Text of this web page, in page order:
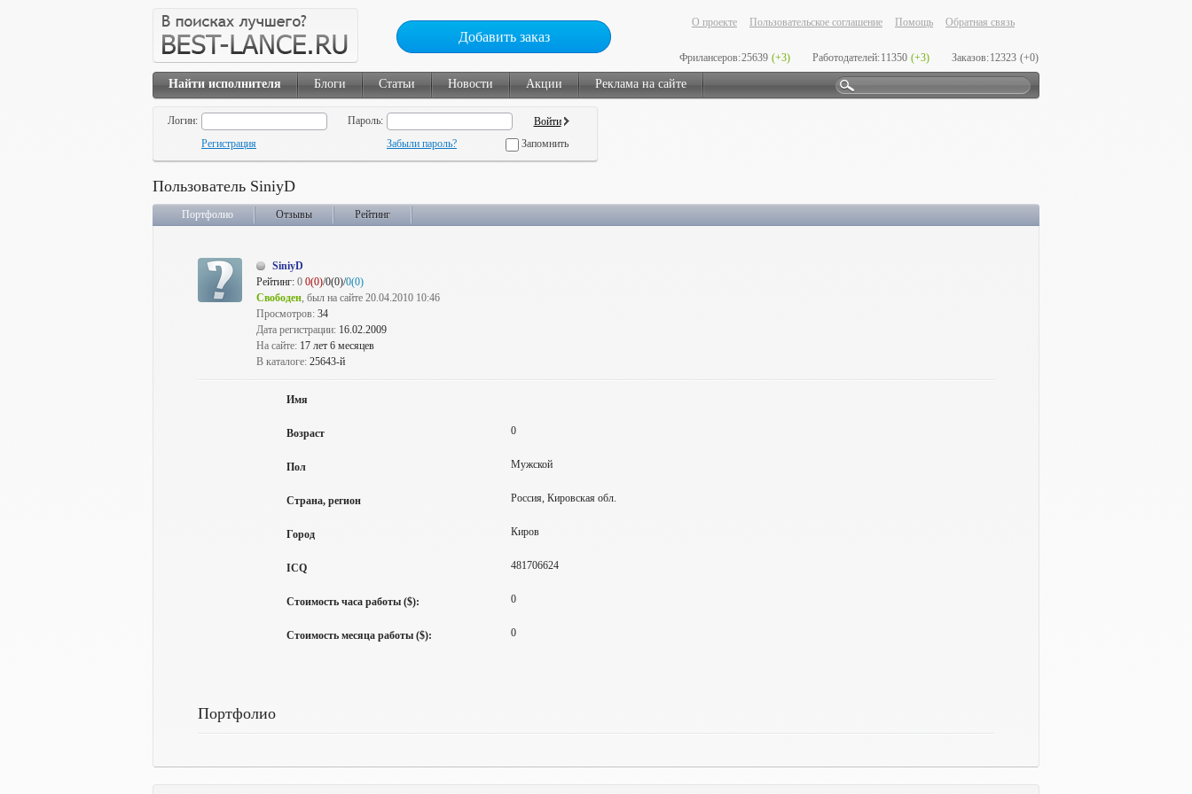
Добавить заказ
О проекте Пользовательское соглашение Помощь Обратная связь
Фрилансеров:25639 (+3) Работодателей:11350 (+3) Заказов:12323 (+0)
Найти исполнителя Блоги Статьи Новости Акции Реклама на сайте
Логин:
Пароль:
Регистрация
Забыли пароль? Запомнить
Пользователь SiniyD
Портфолио Отзывы Рейтинг
SiniyD
Рейтинг: 0 0(0)/0(0)/0(0)
Свободен, был на сайте 20.04.2010 10:46
Просмотров: 34
Дата регистрации: 16.02.2009
На сайте: 17 лет 6 месяцев
В каталоге: 25643-й
Имя
Возраст 0
Пол Мужской
Страна, регион Россия, Кировская обл.
Город Киров
ICQ 481706624
Стоимость часа работы ($): 0
Стоимость месяца работы ($): 0
Портфолио